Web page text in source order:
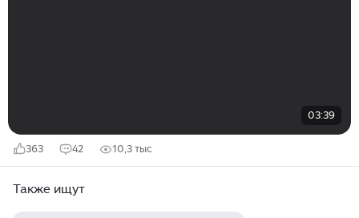
03:39
363 42 10,3 тыс
Также ищут